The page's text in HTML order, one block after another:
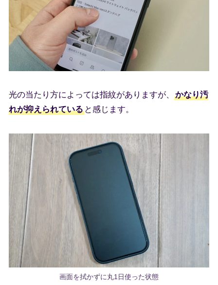
光の当たり方によっては指紋がありますが、
かなり汚
れが抑えられていると感じます。
画面を拭かずに丸1日使った状態